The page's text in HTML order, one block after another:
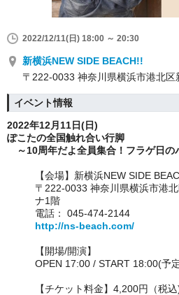
2022/12/11(日) 18:00 ～ 20:30
新横浜NEW SIDE BEACH!!
〒222-0033 神奈川県横浜市港北
イベント情報
2022年12月11日(日)
ぽこたの全国触れ合い行脚
～10周年だよ全員集合！フラゲ日の
【会場】 新横浜NEW SIDE
〒222-0033 神奈川県横浜市港
ナ1階
電話： 045-474-2144
http://ns-beach.com/
【開場/開演】
OPEN 17:00 / START 18:00(予
【チケット料金】 4,200円（税込